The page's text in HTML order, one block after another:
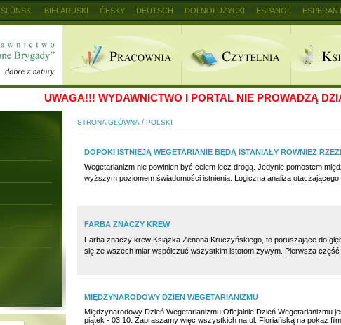
UWAGA!!! WYDAWNICTWO I PORTAL NIE PROWADZĄ
STRONA GŁÓWNA / POLSKI
DOPÓKI ISTNIEJĄ WEGETARIANIE BĘDĄ ISTANIAŁY RÓWNIEŻ
Wegetarianizm nie powinien być celem lecz drogą. Jedynie pomostem
wyższym poziomem świadomości istnienia. Logiczna analiza
FARBA ZNACZY KREW
Farba znaczy krew Książka Zenona Kruczyńskiego, to poruszające do
się ze wszech miar współczuć wszystkim istotom żywym. Pierwsza część
MIĘDZYNARODOWY DZIEŃ WEGETARIANIZMU
Międzynarodowy Dzień Wegetarianizmu Oficjalnie Dzień Wegetarianizmu
piątek - 03.10. Zapraszamy więc wszystkich na ul. Floriańską na pokaz
ŚLŮNSKI BIELARUSKI ČESKY DEUTSCH DOLNOŁUŻYCKI ESPANOL